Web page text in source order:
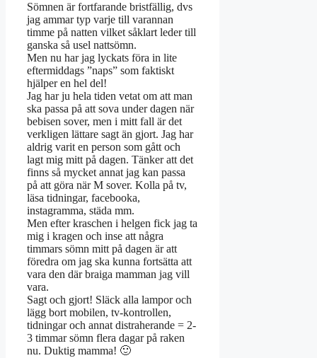
Sömnen är fortfarande bristfällig, dvs
jag ammar typ varje till varannan
timme på natten vilket såklart leder till
ganska så usel nattsömn.
Men nu har jag lyckats föra in lite
eftermiddags ”naps” som faktiskt
hjälper en hel del!
Jag har ju hela tiden vetat om att man
ska passa på att sova under dagen när
bebisen sover, men i mitt fall är det
verkligen lättare sagt än gjort. Jag har
aldrig varit en person som gått och
lagt mig mitt på dagen. Tänker att det
finns så mycket annat jag kan passa
på att göra när M sover. Kolla på tv,
läsa tidningar, facebooka,
instagramma, städa mm.
Men efter kraschen i helgen fick jag ta
mig i kragen och inse att några
timmars sömn mitt på dagen är att
föredra om jag ska kunna fortsätta att
vara den där braiga mamman jag vill
vara.
Sagt och gjort! Släck alla lampor och
lägg bort mobilen, tv-kontrollen,
tidningar och annat distraherande = 2-
3 timmar sömn flera dagar på raken
nu. Duktig mamma! 🙂